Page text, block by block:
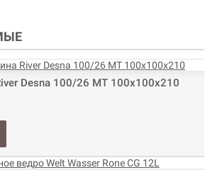
Desna 100/26 МТ 100х100х210